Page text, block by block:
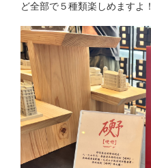
ど全部で５種類楽しめますよ！